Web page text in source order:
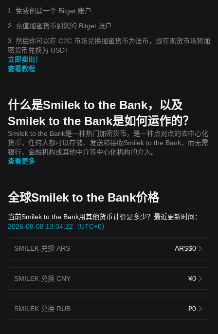
1. 免费创建一个 Bitget 账户
2. 充值加密货币到您的 Bitget 账户
3. 然后你可以在 C2C 市场兑换加密货币为法币，或在现货市场将加
密货币兑换为 USDT
立即卖出！
查看教程
什么是Smilek to the Bank，以及
Smilek to the Bank是如何运作的？
Smilek to the Bank是一种热门加密货币，是一种点对点的去中心化
货币，任何人都可以存储、发送和接收Smilek to the Bank，而无需
银行、金融机构或其他中介等中心化机构的介入。
查看更多
全球Smilek to the Bank价格
当前Smilek to the Bank用其他货币计价是多少？最近更新时间：
2026-08-08 13:34:22（UTC+0）
SMILEK 兑换 ARS ARS$0
SMILEK 兑换 CNY ¥0
SMILEK 兑换 RUB ₽0